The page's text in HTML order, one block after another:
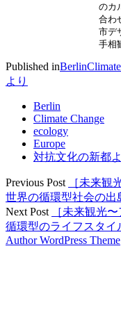
のカ
合わ
市デ
手相
Published inBerlin
より
Berlin
Climate Change
ecology
Europe
対抗文化の新都
Previous Post
［未来観
世界の循環型社会の出
Next Post
［未来観光
循環型のライフスタイ
Author WordPress Theme